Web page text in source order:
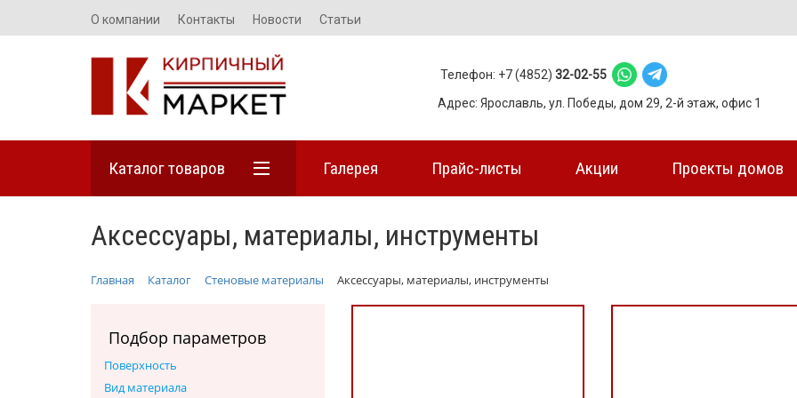
О компании Контакты Новости Статьи
Телефон: +7 (4852) 32-02-55
Адрес: Ярославль, ул. Победы, дом 29, 2-й этаж, офис 1
Каталог товаров Галерея Прайс-листы Акции Проекты домов
Аксессуары, материалы, инструменты
Главная Каталог Стеновые материалы Аксессуары, материалы, инструменты
Подбор параметров
Поверхность
Вид материала